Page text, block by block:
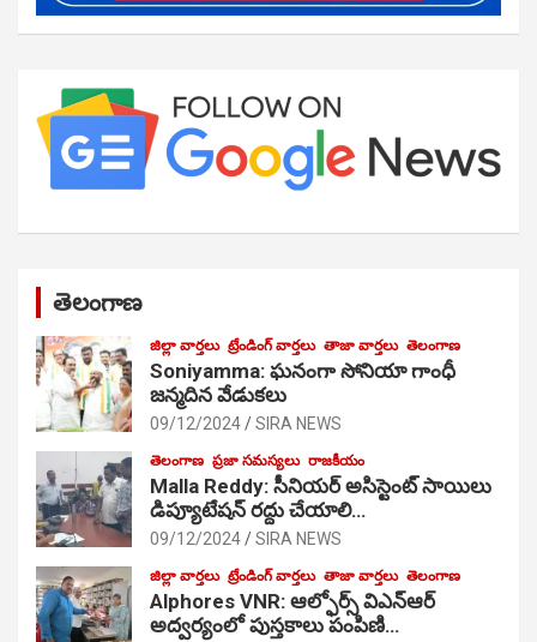
తెలంగాణ
జిల్లా వార్తలు ట్రేండింగ్ వార్తలు తాజా వార్తలు తెలంగాణ
Soniyamma: ఘ‌నంగా సోనియా గాంధీ
జ‌న్మ‌దిన వేడుక‌లు
09/12/2024 SIRA NEWS
తెలంగాణ ప్రజా సమస్యలు రాజకీయం
Malla Reddy: సీనియర్ అసిస్టెంట్ సాయిలు
డిప్యూటేషన్ రద్దు చేయాలి…
09/12/2024 SIRA NEWS
జిల్లా వార్తలు ట్రేండింగ్ వార్తలు తాజా వార్తలు తెలంగాణ
Alphores VNR: ఆల్ఫోర్స్ విఎన్ఆర్
అద్వర్యంలో పుస్తకాలు పంపిణి…